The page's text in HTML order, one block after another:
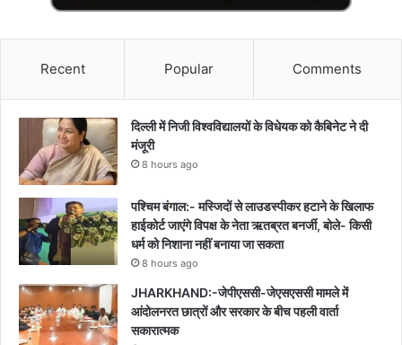
Recent Popular Comments
दिल्ली में निजी विश्वविद्यालयों के विधेयक को कैबिनेट ने दी
मंजूरी
8 hours ago
पश्चिम बंगाल:- मस्जिदों से लाउडस्पीकर हटाने के खिलाफ
हाईकोर्ट जाएंगे विपक्ष के नेता ऋतब्रत बनर्जी, बोले- किसी
धर्म को निशाना नहीं बनाया जा सकता
8 hours ago
JHARKHAND:-जेपीएससी-जेएसएससी मामले में
आंदोलनरत छात्रों और सरकार के बीच पहली वार्ता
सकारात्मक